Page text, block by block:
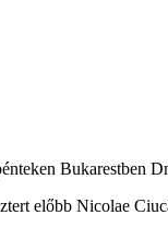
Bukarestben
előbb Nicolae